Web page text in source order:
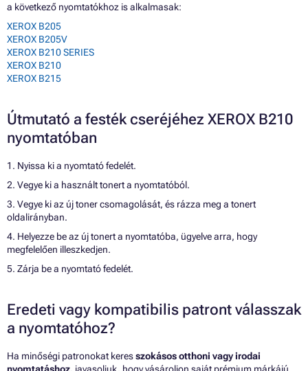
a következő nyomtatókhoz is alkalmasak:
XEROX B205
XEROX B205V
XEROX B210 SERIES
XEROX B210
XEROX B215
Útmutató a festék cseréjéhez XEROX B210
nyomtatóban
1. Nyissa ki a nyomtató fedelét.
2. Vegye ki a használt tonert a nyomtatóból.
3. Vegye ki az új toner csomagolását, és rázza meg a tonert
oldalirányban.
4. Helyezze be az új tonert a nyomtatóba, ügyelve arra, hogy
megfelelően illeszkedjen.
5. Zárja be a nyomtató fedelét.
Eredeti vagy kompatibilis patront válasszak
a nyomtatóhoz?
Ha minőségi patronokat keresszokásos otthoni vagy irodai
nyomtatáshoz, javasoljuk, hogy vásároljon saját prémium márkájú